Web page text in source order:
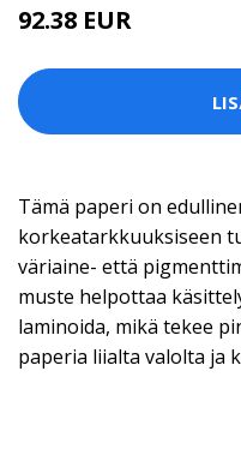
92.38 EUR
Tämä paperi on
korkeatarkkuuksiseen
väriaine- että
muste helpottaa
laminoida, mikä tekee
paperia liialta valolta ja